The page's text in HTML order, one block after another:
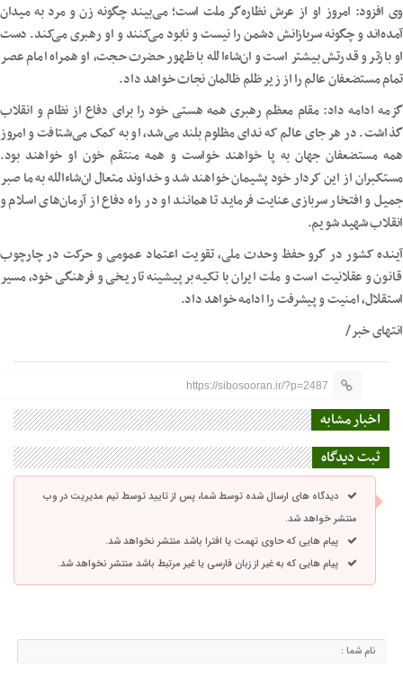
وی افزود: امروز او از عرش نظاره‌گر ملت است؛ می‌بیند چگونه زن و مرد به میدان
آمده‌اند و چگونه سربازانش دشمن را نیست و نابود می‌کنند و او رهبری می‌کند. دست
او بازتر و قدرتش بیشتر است و ان‌شاءالله با ظهور حضرت حجت، او همراه امام عصر
تمام مستضعفان عالم را از زیر ظلم ظالمان نجات خواهد داد.
گزمه ادامه داد: مقام معظم رهبری همه هستی خود را برای دفاع از نظام و انقلاب
گذاشت. در هر جای عالم که ندای مظلوم بلند می‌شد، او به کمک می‌شتافت و امروز
همه مستضعفان جهان به پا خواهند خواست و همه منتقم خون او خواهند بود.
مستکبران از این کردار خود پشیمان خواهند شد و خداوند متعال ان‌شاءالله به ما صبر
جمیل و افتخار سربازی عنایت فرماید تا همانند او در راه دفاع از آرمان‌های اسلام و
انقلاب شهید شویم.
آینده کشور در گرو حفظ وحدت ملی، تقویت اعتماد عمومی و حرکت در چارچوب
قانون و عقلانیت است و ملت ایران با تکیه بر پیشینه تاریخی و فرهنگی خود، مسیر
استقلال، امنیت و پیشرفت را ادامه خواهد داد.
انتهای خبر/
https://sibosooran.ir/?p=2487
اخبار مشابه
ثبت دیدگاه
دیدگاه های ارسال شده توسط شما، پس از تایید توسط تیم مدیریت در وب
منتشر خواهد شد.
پیام هایی که حاوی تهمت یا افترا باشد منتشر نخواهد شد.
پیام هایی که به غیر از زبان فارسی یا غیر مرتبط باشد منتشر نخواهد شد.